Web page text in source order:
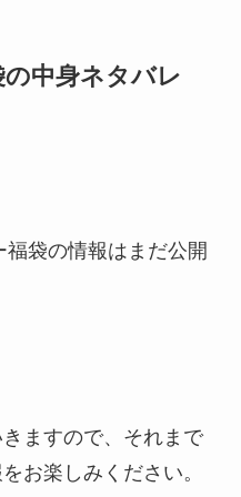
中身ネタバレ
袋の情報はまだ公開
ますので、それまで
お楽しみください。